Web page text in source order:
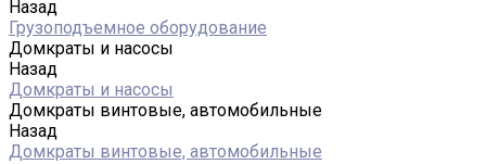
Назад
Грузоподъемное оборудование
Домкраты и насосы
Назад
Домкраты и насосы
Домкраты винтовые, автомобильные
Назад
Домкраты винтовые, автомобильные